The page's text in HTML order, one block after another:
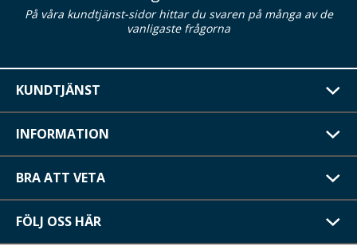
På våra kundtjänst-sidor hittar du svaren på många av de
vanligaste frågorna
KUNDTJÄNST
INFORMATION
BRA ATT VETA
FÖLJ OSS HÄR